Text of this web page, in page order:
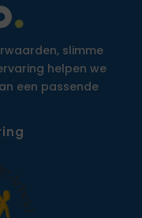
slimme
helpen we
een passende